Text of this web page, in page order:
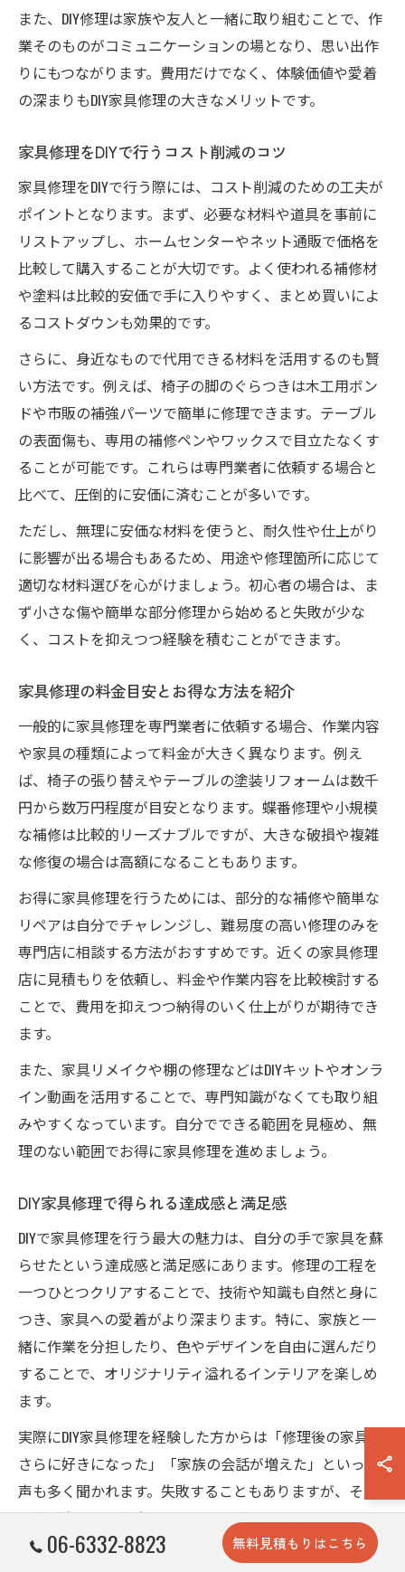
また、DIY修理は家族や友人と一緒に取り組むことで、作
業そのものがコミュニケーションの場となり、思い出作
りにもつながります。費用だけでなく、体験価値や愛着
の深まりもDIY家具修理の大きなメリットです。
家具修理をDIYで行うコスト削減のコツ
家具修理をDIYで行う際には、コスト削減のための工夫が
ポイントとなります。まず、必要な材料や道具を事前に
リストアップし、ホームセンターやネット通販で価格を
比較して購入することが大切です。よく使われる補修材
や塗料は比較的安価で手に入りやすく、まとめ買いによ
るコストダウンも効果的です。
さらに、身近なもので代用できる材料を活用するのも賢
い方法です。例えば、椅子の脚のぐらつきは木工用ボン
ドや市販の補強パーツで簡単に修理できます。テーブル
の表面傷も、専用の補修ペンやワックスで目立たなくす
ることが可能です。これらは専門業者に依頼する場合と
比べて、圧倒的に安価に済むことが多いです。
ただし、無理に安価な材料を使うと、耐久性や仕上がり
に影響が出る場合もあるため、用途や修理箇所に応じて
適切な材料選びを心がけましょう。初心者の場合は、ま
ず小さな傷や簡単な部分修理から始めると失敗が少な
く、コストを抑えつつ経験を積むことができます。
家具修理の料金目安とお得な方法を紹介
一般的に家具修理を専門業者に依頼する場合、作業内容
や家具の種類によって料金が大きく異なります。例え
ば、椅子の張り替えやテーブルの塗装リフォームは数千
円から数万円程度が目安となります。蝶番修理や小規模
な補修は比較的リーズナブルですが、大きな破損や複雑
な修復の場合は高額になることもあります。
お得に家具修理を行うためには、部分的な補修や簡単な
リペアは自分でチャレンジし、難易度の高い修理のみを
専門店に相談する方法がおすすめです。近くの家具修理
店に見積もりを依頼し、料金や作業内容を比較検討する
ことで、費用を抑えつつ納得のいく仕上がりが期待でき
ます。
また、家具リメイクや棚の修理などはDIYキットやオンラ
イン動画を活用することで、専門知識がなくても取り組
みやすくなっています。自分でできる範囲を見極め、無
理のない範囲でお得に家具修理を進めましょう。
DIY家具修理で得られる達成感と満足感
DIYで家具修理を行う最大の魅力は、自分の手で家具を蘇
らせたという達成感と満足感にあります。修理の工程を
一つひとつクリアすることで、技術や知識も自然と身に
つき、家具への愛着がより深まります。特に、家族と一
緒に作業を分担したり、色やデザインを自由に選んだり
することで、オリジナリティ溢れるインテリアを楽しめ
ます。
実際にDIY家具修理を経験した方からは「修理後の家具が
さらに好きになった」「家族の会話が増えた」といった
声も多く聞かれます。失敗することもありますが、その
過程が次回の改善点となり、より上達するきっかけにも
なります。
06-6332-8823 無料見積もりはこちら